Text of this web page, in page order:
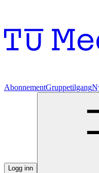
AbonnementGruppetilgang
Logg inn